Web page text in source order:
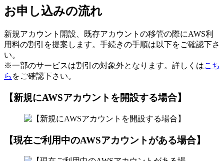
お申し込みの流れ
新規アカウント開設、既存アカウントの移管の際にAWS利
用料の割引を提案します。手続きの手順は以下をご確認下さ
い。
※一部のサービスは割引の対象外となります。詳しくはこち
ら をご確認下さい。
【新規にAWSアカウントを開設する場合】
【現在ご利用中のAWSアカウントがある場合】